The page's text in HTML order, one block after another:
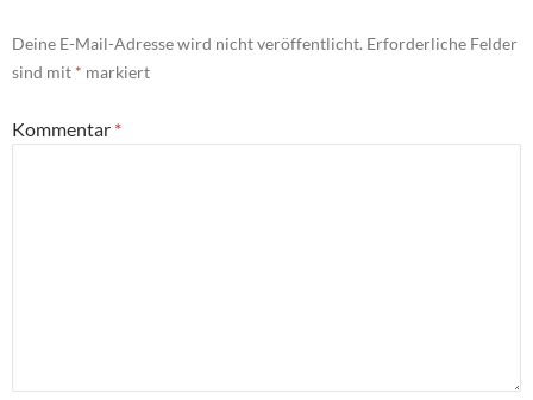
Deine E-Mail-Adresse wird nicht veröffentlicht. Erforderliche Felder
sind mit * markiert
Kommentar *